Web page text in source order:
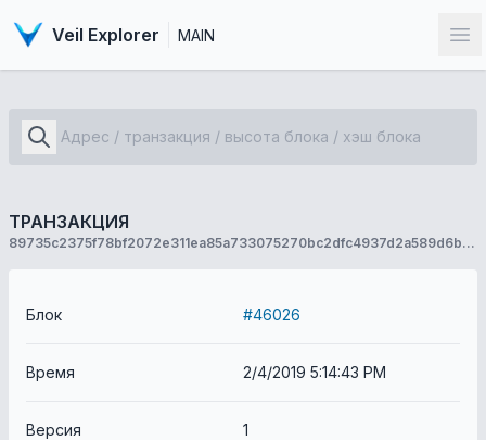
Veil Explorer MAIN
ТРАНЗАКЦИЯ
89735c2375f78bf2072e311ea85a733075270bc2dfc4937d2a589d6beb47762e
Блок #46026
Время 2/4/2019 5:14:43 PM
Версия 1